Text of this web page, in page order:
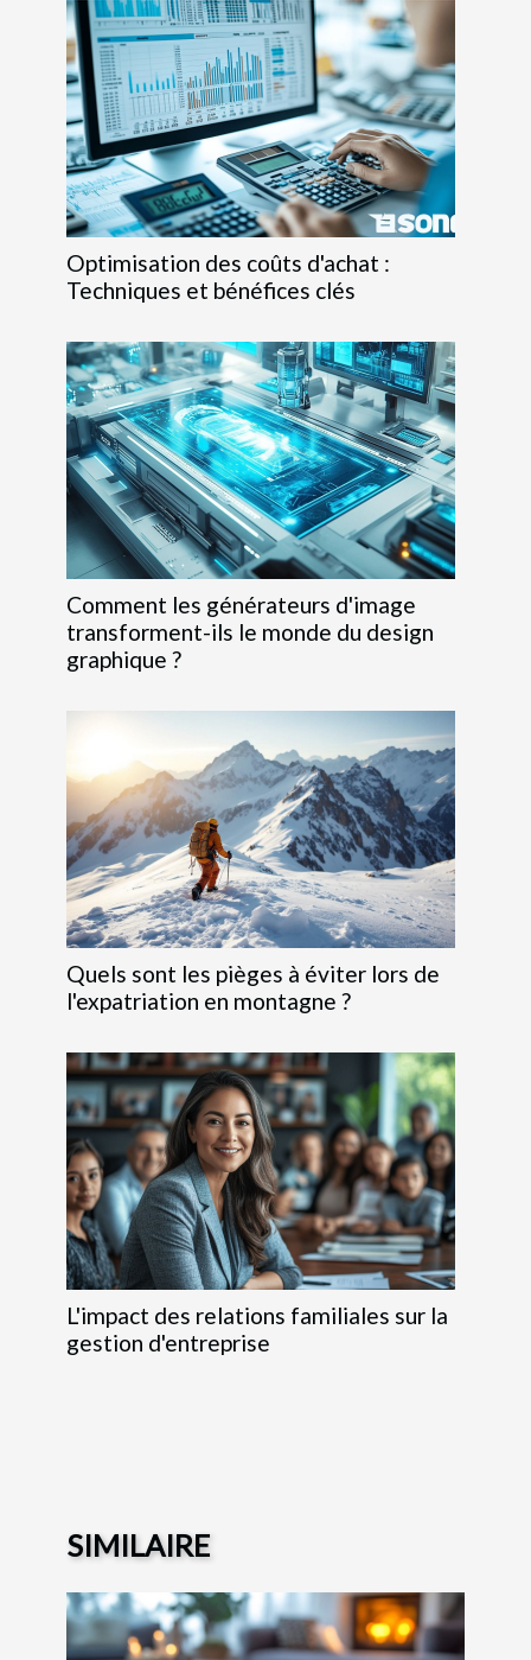
Optimisation des coûts d'achat :
Techniques et bénéfices clés
Comment les générateurs d'image
transforment-ils le monde du design
graphique ?
Quels sont les pièges à éviter lors de
l'expatriation en montagne ?
L'impact des relations familiales sur la
gestion d'entreprise
SIMILAIRE